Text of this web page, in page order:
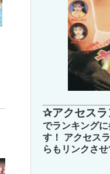
✰アクセス
でランキング
す！ アクセス
らもリンクさ